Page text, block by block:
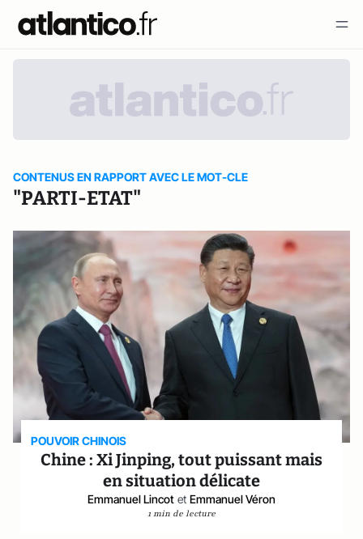
CONTENUS EN RAPPORT AVEC LE MOT-CLE
"PARTI-ETAT"
POUVOIR CHINOIS
Chine : Xi Jinping, tout puissant mais
en situation délicate
Emmanuel Lincot et Emmanuel Véron
1 min de lecture